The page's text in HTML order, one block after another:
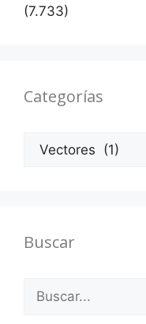
(7.733)
Categorías
Categorías
Buscar